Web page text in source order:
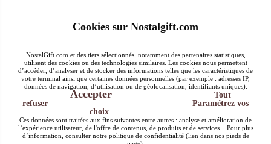
Cookies sur Nostalgift.com
NostalGift.com et des tiers sélectionnés, notamment des partenaires statistiques,
utilisent des cookies ou des technologies similaires. Les cookies nous permettent
d’accéder, d’analyser et de stocker des informations telles que les caractéristiques de
votre terminal ainsi que certaines données personnelles (par exemple : adresses IP,
données de navigation, d’utilisation ou de géolocalisation, identifiants uniques).
Accepter
Tout
refuser
Paramétrez vos
choix
Ces données sont traitées aux fins suivantes entre autres : analyse et amélioration de
l’expérience utilisateur, de l'offre de contenus, de produits et de services... Pour plus
d’information, consulter notre politique de confidentialité (lien dans nos pieds de